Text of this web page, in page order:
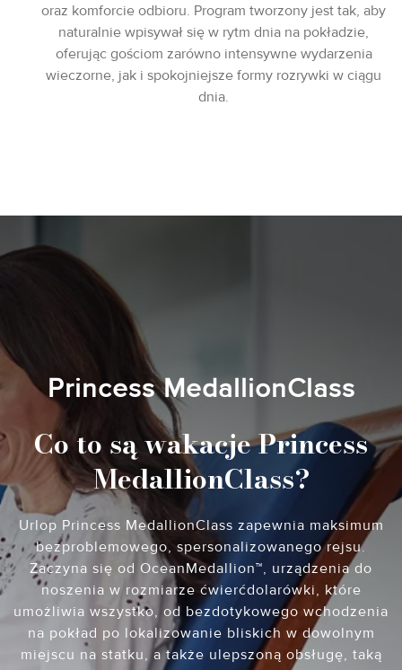
oraz komforcie odbioru. Program tworzony jest tak, aby
naturalnie wpisywał się w rytm dnia na pokładzie,
oferując gościom zarówno intensywne wydarzenia
wieczorne, jak i spokojniejsze formy rozrywki w ciągu
dnia.
Princess MedallionClass
Co to są wakacje Princess
MedallionClass?
Urlop Princess MedallionClass zapewnia maksimum
bezproblemowego, spersonalizowanego rejsu.
Zaczyna się od OceanMedallion™, urządzenia do
noszenia w rozmiarze ćwierćdolarówki, które
umożliwia wszystko, od bezdotykowego wchodzenia
na pokład po lokalizowanie bliskich w dowolnym
miejscu na statku, a także ulepszoną obsługę, taką